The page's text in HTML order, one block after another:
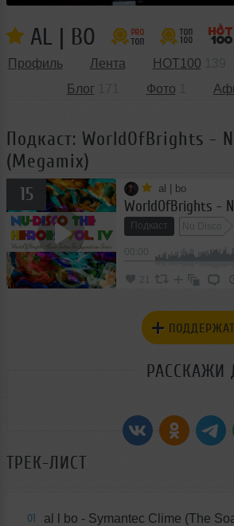
AL | BO
Профиль Лента HOT100
Блог
Фото
Подкаст: WorldOfBrights -
(Megamix)
15 al | bo
Подкаст Nu Disco
21
РАССКАЖИ
ТРЕК-ЛИСТ
01 al l bo - Symantec Clime (The